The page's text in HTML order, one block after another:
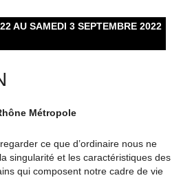
AU SAMEDI 3 SEPTEMBRE 2022
Métropole
ce que d’ordinaire nous ne
singularité et les caractéristiques des
qui composent notre cadre de vie